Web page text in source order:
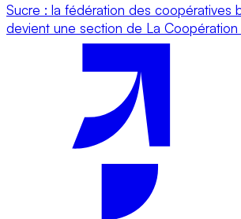
Sucre : la fédération des coopératives
devient une section de La Coopération